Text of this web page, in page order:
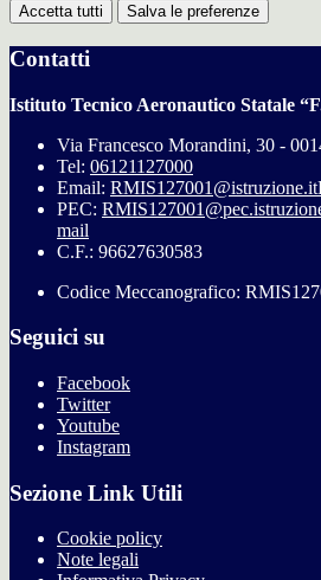
Accetta tutti Salva le preferenze
Contatti
Istituto Tecnico Aeronautico Statale
Via Francesco Morandini, 30 -
Tel: 06121127000
Email: RMIS127001@istruzione.it
PEC:
mail
C.F.: 96627630583
Codice Meccanografico:
Seguici su
Facebook
Twitter
Youtube
Instagram
Sezione Link Utili
Cookie policy
Note legali